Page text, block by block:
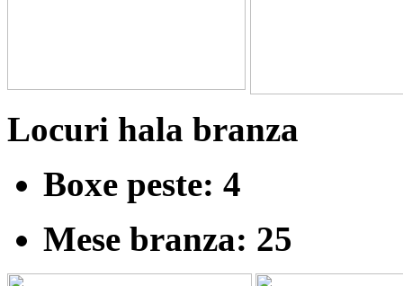
Locuri hala branza
Boxe peste: 4
Mese branza: 25